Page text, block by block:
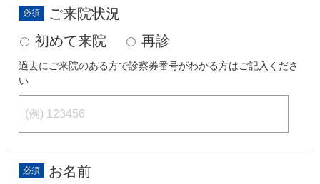
ご来院状況
初めて来院
再診
過去にご来院のある方で診察券番号がわかる方はご記入くださ
い
お名前